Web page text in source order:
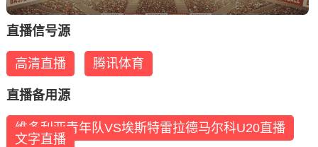
直播信号源
高清直播 腾讯体育
直播备用源
维多利亚青年队VS埃斯特雷拉德马尔科U20直播
文字直播